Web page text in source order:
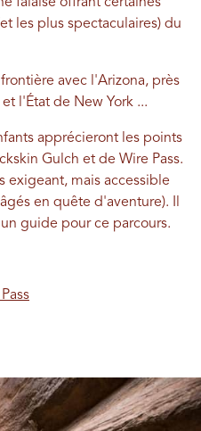
les plus spectaculaires) du
avec l'Arizona, près
l'État de New York ...
apprécieront les points
Gulch et de Wire Pass.
exigeant, mais accessible
en quête d'aventure). Il
guide pour ce parcours.